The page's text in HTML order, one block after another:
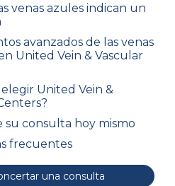
venas azules indican un
avanzados de las venas
United Vein & Vascular
United Vein &
su consulta hoy mismo
frecuentes
una consulta